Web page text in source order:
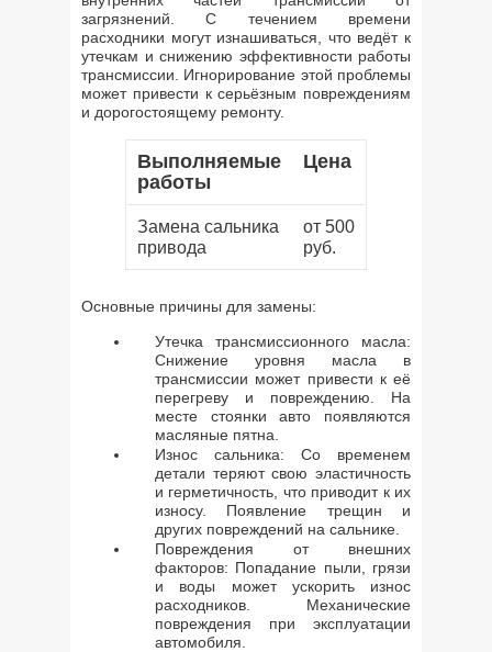
загрязнений. С течением времени
расходники могут изнашиваться, что ведёт к
утечкам и снижению эффективности работы
трансмиссии. Игнорирование этой проблемы
может привести к серьёзным повреждениям
и дорогостоящему ремонту.
Выполняемые
работы
Цена
Замена сальника
привода
от 500
руб.
Основные причины для замены:
Утечка трансмиссионного масла:
Снижение уровня масла в
трансмиссии может привести к её
перегреву и повреждению. На
месте стоянки авто появляются
масляные пятна.
Износ сальника: Со временем
детали теряют свою эластичность
и герметичность, что приводит к их
износу. Появление трещин и
других повреждений на сальнике.
Повреждения от внешних
факторов: Попадание пыли, грязи
и воды может ускорить износ
расходников. Механические
повреждения при эксплуатации
автомобиля.